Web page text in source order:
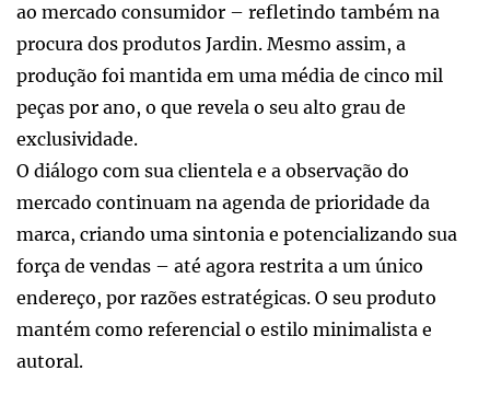
ao mercado consumidor – refletindo também na
procura dos produtos Jardin. Mesmo assim, a
produção foi mantida em uma média de cinco mil
peças por ano, o que revela o seu alto grau de
exclusividade.
O diálogo com sua clientela e a observação do
mercado continuam na agenda de prioridade da
marca, criando uma sintonia e potencializando sua
força de vendas – até agora restrita a um único
endereço, por razões estratégicas. O seu produto
mantém como referencial o estilo minimalista e
autoral.